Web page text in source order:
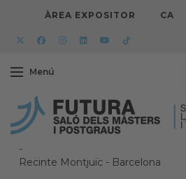
ÀREA EXPOSITOR CA
Menú
-
Recinte Montjuïc - Barcelona